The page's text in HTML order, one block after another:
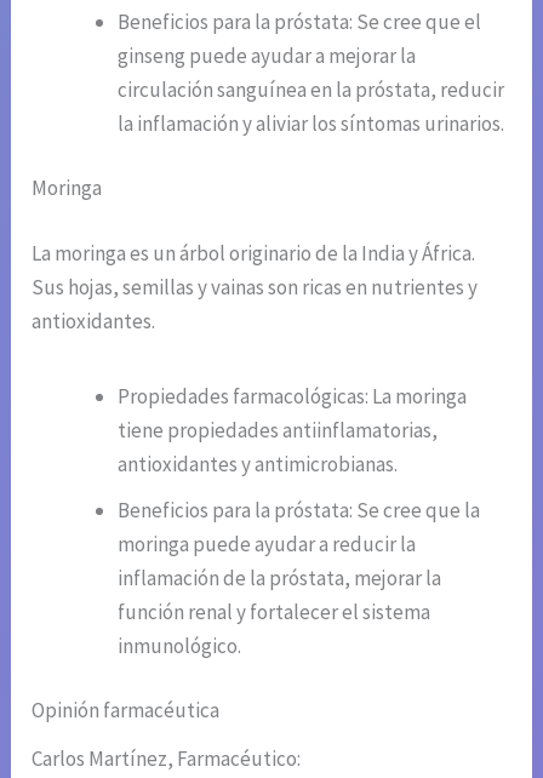
Beneficios para la próstata: Se cree que el
ginseng puede ayudar a mejorar la
circulación sanguínea en la próstata, reducir
la inflamación y aliviar los síntomas urinarios.
Moringa
La moringa es un árbol originario de la India y África.
Sus hojas, semillas y vainas son ricas en nutrientes y
antioxidantes.
Propiedades farmacológicas: La moringa
tiene propiedades antiinflamatorias,
antioxidantes y antimicrobianas.
Beneficios para la próstata: Se cree que la
moringa puede ayudar a reducir la
inflamación de la próstata, mejorar la
función renal y fortalecer el sistema
inmunológico.
Opinión farmacéutica
Carlos Martínez, Farmacéutico: